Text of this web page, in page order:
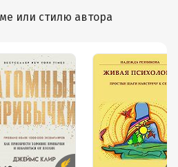
или стилю автора